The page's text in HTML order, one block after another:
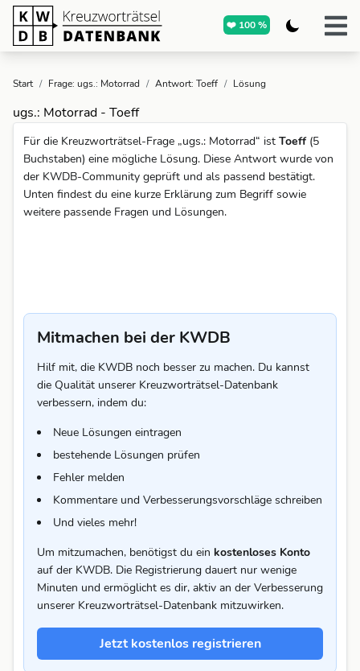
❤️ 100 %
Start / Frage: ugs.: Motorrad / Antwort: Toeff / Lösung
ugs.: Motorrad - Toeff
Für die Kreuzworträtsel-Frage „ugs.: Motorrad“ ist Toeff(5
Buchstaben) eine mögliche Lösung. Diese Antwort wurde von
der KWDB-Community geprüft und als passend bestätigt.
Unten findest du eine kurze Erklärung zum Begriff sowie
weitere passende Fragen und Lösungen.
Mitmachen bei der KWDB
Hilf mit, die KWDB noch besser zu machen. Du kannst
die Qualität unserer Kreuzworträtsel-Datenbank
verbessern, indem du:
Neue Lösungen eintragen
bestehende Lösungen prüfen
Fehler melden
Kommentare und Verbesserungsvorschläge schreiben
Und vieles mehr!
Um mitzumachen, benötigst du ein kostenloses Konto
auf der KWDB. Die Registrierung dauert nur wenige
Minuten und ermöglicht es dir, aktiv an der Verbesserung
unserer Kreuzworträtsel-Datenbank mitzuwirken.
Jetzt kostenlos registrieren